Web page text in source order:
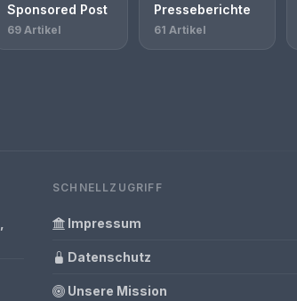
Sponsored Post
69 Artikel
Presseberichte
61 Artikel
SCHNELLZUGRIFF
Impressum
Datenschutz
Unsere Mission